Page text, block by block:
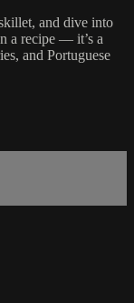
and dive into
a recipe — it’s a
and Portuguese